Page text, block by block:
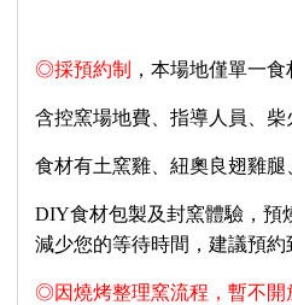
◎採預約制 ，本場地僅單一食
含控窯場地費、指導人員、柴
食材有土窯雞、紐奧良翅雞
DIY食材包製及封窯體驗，預
減少您的等待時間，建議預約
◎因燒烤整理窯流程，暫不開